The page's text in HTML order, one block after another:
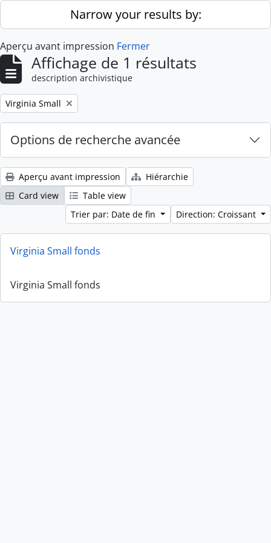
Skip to main contentNarrow your results by:
Aperçu avant impression Fermer
Affichage de 1 résultats
description archivistique
Remove filter:
Virginia Small
Options de recherche avancée
Aperçu avant impression
Hiérarchie
Card view
Table view
Trier par: Date de fin
Direction: Croissant
Virginia Small fonds
Virginia Small fonds